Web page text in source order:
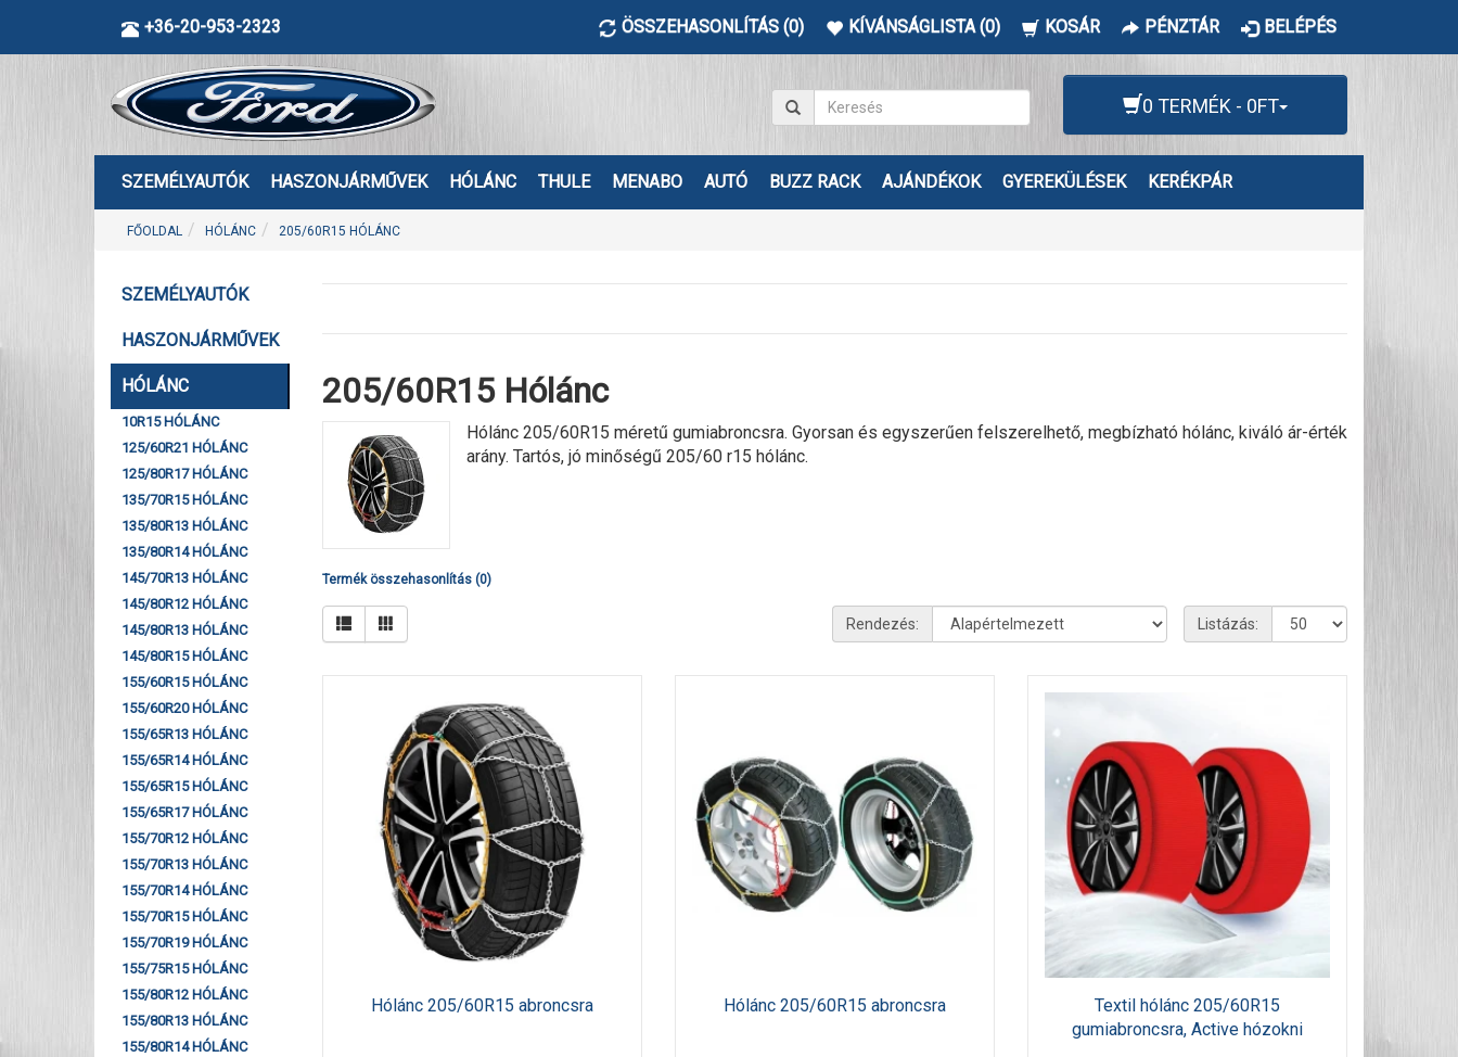
+36-20-953-2323 ÖSSZEHASONLÍTÁS (0) KÍVÁNSÁGLISTA (0) KOSÁR PÉNZTÁR BELÉPÉS
0 TERMÉK - 0FT
SZEMÉLYAUTÓK HASZONJÁRMŰVEK HÓLÁNC THULE MENABO AUTÓ BUZZ RACK AJÁNDÉKOK GYEREKÜLÉSEK KERÉKPÁR
FŐOLDAL HÓLÁNC 205/60R15 HÓLÁNC
SZEMÉLYAUTÓK
HASZONJÁRMŰVEK
HÓLÁNC
10R15 HÓLÁNC
125/60R21 HÓLÁNC
125/80R17 HÓLÁNC
135/70R15 HÓLÁNC
135/80R13 HÓLÁNC
135/80R14 HÓLÁNC
145/70R13 HÓLÁNC
145/80R12 HÓLÁNC
145/80R13 HÓLÁNC
145/80R15 HÓLÁNC
155/60R15 HÓLÁNC
155/60R20 HÓLÁNC
155/65R13 HÓLÁNC
155/65R14 HÓLÁNC
155/65R15 HÓLÁNC
155/65R17 HÓLÁNC
155/70R12 HÓLÁNC
155/70R13 HÓLÁNC
155/70R14 HÓLÁNC
155/70R15 HÓLÁNC
155/70R19 HÓLÁNC
155/75R15 HÓLÁNC
155/80R12 HÓLÁNC
155/80R13 HÓLÁNC
155/80R14 HÓLÁNC
205/60R15 Hólánc
Hólánc 205/60R15 méretű gumiabroncsra. Gyorsan és egyszerűen felszerelhető, megbízható hólánc, kiváló ár-érték
arány. Tartós, jó minőségű 205/60 r15 hólánc.
Termék összehasonlítás (0)
Listázás:
Rendezés:
Hólánc 205/60R15 abroncsra Hólánc 205/60R15 abroncsra
Textil hólánc 205/60R15
gumiabroncsra, Active hózokni